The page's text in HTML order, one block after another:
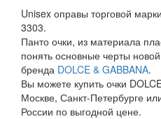
Unisex оправы торговой
3303.
Панто очки, из материала
понять основные черты
бренда DOLCE & GABBANA.
Вы можете купить очки
Москве, Санкт-Петербурге
России по выгодной цене.